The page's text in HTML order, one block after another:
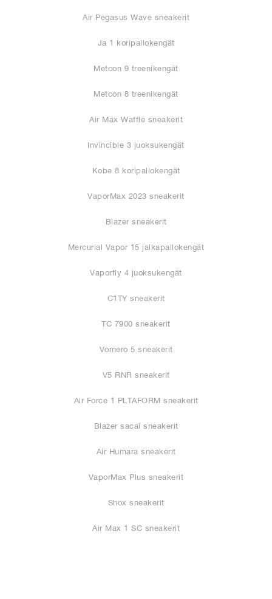
Air Pegasus Wave sneakerit
Ja 1 koripallokengät
Metcon 9 treenikengät
Metcon 8 treenikengät
Air Max Waffle sneakerit
Invincible 3 juoksukengät
Kobe 8 koripallokengät
VaporMax 2023 sneakerit
Blazer sneakerit
Mercurial Vapor 15 jalkapallokengät
Vaporfly 4 juoksukengät
C1TY sneakerit
TC 7900 sneakerit
Vomero 5 sneakerit
V5 RNR sneakerit
Air Force 1 PLTAFORM sneakerit
Blazer sacai sneakerit
Air Humara sneakerit
VaporMax Plus sneakerit
Shox sneakerit
Air Max 1 SC sneakerit